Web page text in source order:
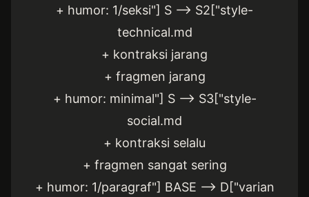
+ humor: 1/seksi"] S --> S2["style-
technical.md
+ kontraksi jarang
+ fragmen jarang
+ humor: minimal"] S --> S3["style-
social.md
+ kontraksi selalu
+ fragmen sangat sering
+ humor: 1/paragraf"] BASE --> D["varian